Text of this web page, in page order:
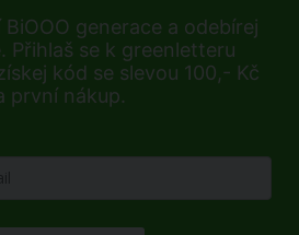
generace a odebírej
Přihlaš se k greenletteru
kód se slevou 100,- Kč
první nákup.